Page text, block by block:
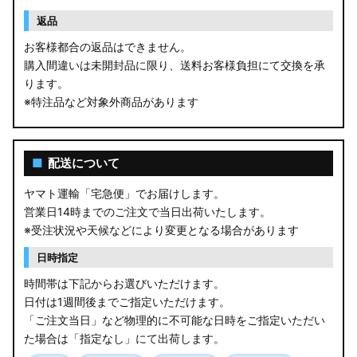
返品
お客様都合の返品はできません。
購入間違いは未開封品に限り、送料お客様負担にて交換を承
ります。
※特注品など対象外商品があります
■ 配送について
ヤマト運輸「宅急便」でお届けします。
営業日14時までのご注文で当日出荷いたします。
※受注状況や天候などにより変更となる場合があります
日時指定
時間帯は下記からお選びいただけます。
日付は1週間後までご指定いただけます。
「ご注文当日」など物理的に不可能な日時をご指定いただい
た場合は「指定なし」にて出荷します。